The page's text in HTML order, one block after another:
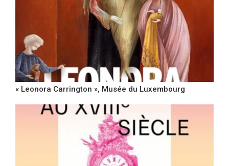
« Leonora Carrington », Musée du Luxembourg